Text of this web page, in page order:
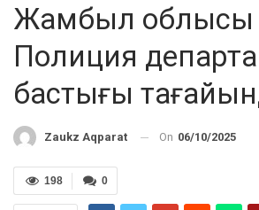
Жамбыл облысы
Полиция
бастығы
Zaukz Aqparat On 06/10/2025
0
198